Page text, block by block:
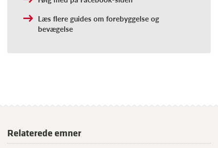
Læs flere guides om forebyggelse og
bevægelse
Relaterede emner